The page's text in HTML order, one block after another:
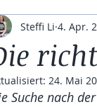
Steffi Li 4. Apr.
24. Mai
Suche nach